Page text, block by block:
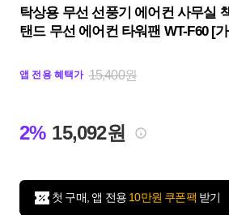
탁상용 무선 선풍기 에어컨 사무실
탠드 무선 에어컨 타워팬 WT-F60 [
앱 전용 혜택가 15,400원
2% 15,092원
첫 구매, 앱 전용 10만원 쿠폰팩 받기